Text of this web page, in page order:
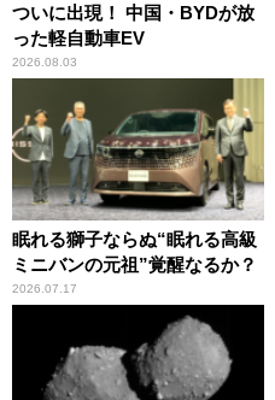
ついに出現！ 中国・BYDが放
った軽自動車EV
2026.08.03
眠れる獅子ならぬ“眠れる高級
ミニバンの元祖”覚醒なるか？
2026.07.17